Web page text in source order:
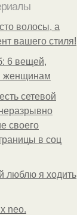
волосы, а
вашего стиля!
6 вещей,
женщинам
сетевой
своего
в соц
люблю я ходить
neo.